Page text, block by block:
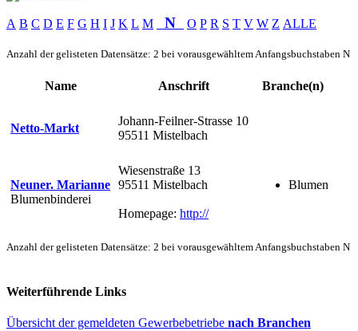
A B C D E F G H I J K L M N O P R S T V W Z ALLE
Anzahl der gelisteten Datensätze: 2 bei vorausgewähltem Anfangsbuchstaben N
Name Anschrift Branche(n)
Netto-Markt
Johann-Feilner-Strasse 10
95511 Mistelbach
Neuner. Marianne
Blumenbinderei
Wiesenstraße 13
95511 Mistelbach
Homepage: http://
Blumen
Anzahl der gelisteten Datensätze: 2 bei vorausgewähltem Anfangsbuchstaben N
Weiterführende Links
Übersicht der gemeldeten Gewerbebetriebe nach Branchen